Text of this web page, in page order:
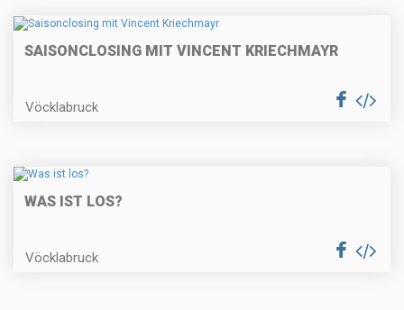
SAISONCLOSING MIT VINCENT KRIECHMAYR
Vöcklabruck
WAS IST LOS?
Vöcklabruck